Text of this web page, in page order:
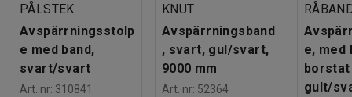
PÅLSTEK
Avspärrningsstolp
e med band,
svart/svart
Art. nr: 310841
KNUT
Avspärrningsband
, svart, gul/svart,
9000 mm
Art. nr: 52364
e, med
gult/